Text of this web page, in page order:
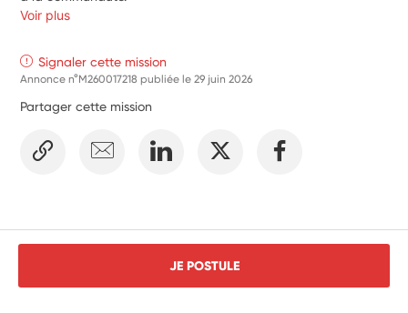
Voir plus
Signaler cette mission
Annonce n°M260017218 publiée le29 juin 2026
Partager cette mission
JE POSTULE